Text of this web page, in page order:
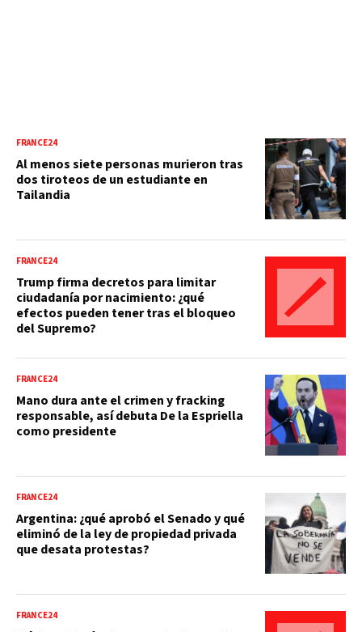
FRANCE24
Al menos siete personas murieron tras
dos tiroteos de un estudiante en
Tailandia
FRANCE24
Trump firma decretos para limitar
ciudadanía por nacimiento: ¿qué
efectos pueden tener tras el bloqueo
del Supremo?
FRANCE24
Mano dura ante el crimen y fracking
responsable, así debuta De la Espriella
como presidente
FRANCE24
Argentina: ¿qué aprobó el Senado y qué
eliminó de la ley de propiedad privada
que desata protestas?
FRANCE24